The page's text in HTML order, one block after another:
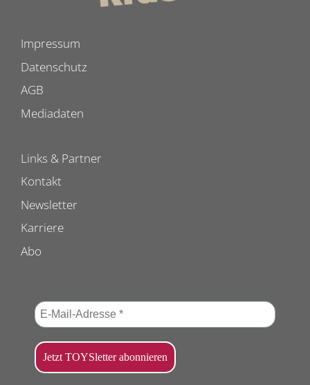
Impressum
Datenschutz
AGB
Mediadaten
Links & Partner
Kontakt
Newsletter
Karriere
Abo